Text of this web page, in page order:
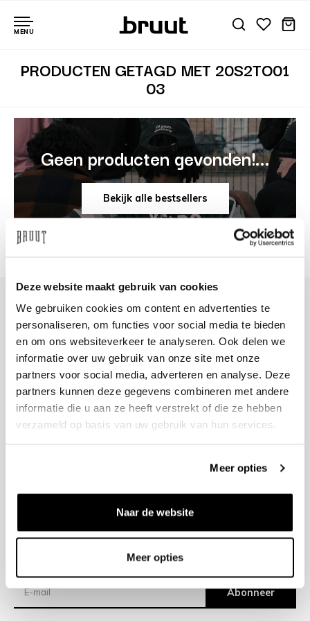
Deze website maakt gebruik van cookies
We gebruiken cookies om content en advertenties te
personaliseren, om functies voor social media te bieden
en om ons websiteverkeer te analyseren. Ook delen we
informatie over uw gebruik van onze site met onze
partners voor social media, adverteren en analyse. Deze
partners kunnen deze gegevens combineren met andere
informatie die u aan ze heeft verstrekt of die ze hebben
verzameld op basis van uw gebruik van hun services.
Meer opties
Naar de website
Meer opties
MENU
PRODUCTEN GETAGD MET 20S2TO01
03
Geen producten gevonden!...
Bekijk alle bestsellers
+31 23 205 2006
info@bruut.nl
Contact Formulier
Open 12:00 - 18:00
OPENINGSTIJDEN
Verzending
Abonneer